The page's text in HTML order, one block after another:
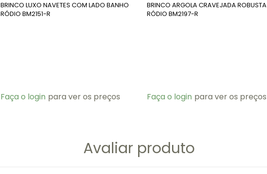
BRINCO LUXO NAVETES COM LADO BANHO
RÓDIO BM2151-R
Faça o login para ver os preços
BRINCO ARGOLA CRAVEJADA ROBUSTA
RÓDIO BM2197-R
Faça o login para ver os preços
Avaliar produto